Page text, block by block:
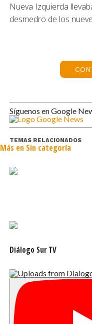
Nueva Izquierda
desmedro de los
los que elijan a quien
Síguenos en Google
TEMAS RELACIONADOS
Más en Sin categoría
Diálogo Sur TV